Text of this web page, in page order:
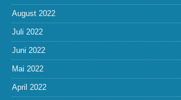
August 2022
Juli 2022
Juni 2022
Mai 2022
April 2022